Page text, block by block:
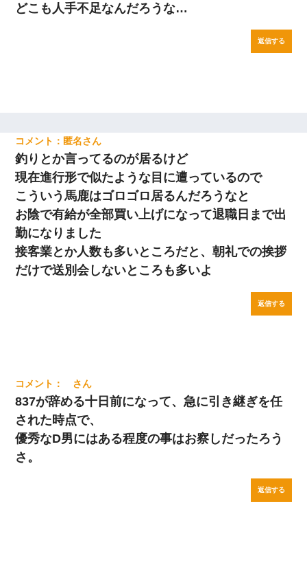
どこも人手不足なんだろうな…
返信する
匿名
釣りとか言ってるのが居るけど
現在進行形で似たような目に遭っているので
こういう馬鹿はゴロゴロ居るんだろうなと
お陰で有給が全部買い上げになって退職日まで出
勤になりました
接客業とか人数も多いところだと、朝礼での挨拶
だけで送別会しないところも多いよ
返信する
837が辞める十日前になって、急に引き継ぎを任
された時点で、
優秀なD男にはある程度の事はお察しだったろう
さ。
返信する